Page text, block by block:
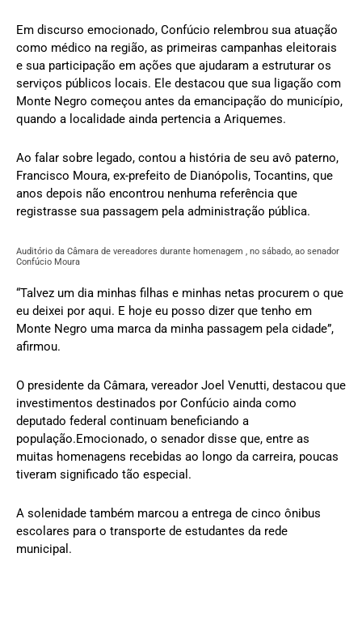
Em discurso emocionado, Confúcio relembrou sua atuação
como médico na região, as primeiras campanhas eleitorais
e sua participação em ações que ajudaram a estruturar os
serviços públicos locais. Ele destacou que sua ligação com
Monte Negro começou antes da emancipação do município,
quando a localidade ainda pertencia a Ariquemes.
Ao falar sobre legado, contou a história de seu avô paterno,
Francisco Moura, ex-prefeito de Dianópolis, Tocantins, que
anos depois não encontrou nenhuma referência que
registrasse sua passagem pela administração pública.
Auditório da Câmara de vereadores durante homenagem , no sábado, ao senador
Confúcio Moura
“Talvez um dia minhas filhas e minhas netas procurem o que
eu deixei por aqui. E hoje eu posso dizer que tenho em
Monte Negro uma marca da minha passagem pela cidade”,
afirmou.
O presidente da Câmara, vereador Joel Venutti, destacou que
investimentos destinados por Confúcio ainda como
deputado federal continuam beneficiando a
população.Emocionado, o senador disse que, entre as
muitas homenagens recebidas ao longo da carreira, poucas
tiveram significado tão especial.
A solenidade também marcou a entrega de cinco ônibus
escolares para o transporte de estudantes da rede
municipal.